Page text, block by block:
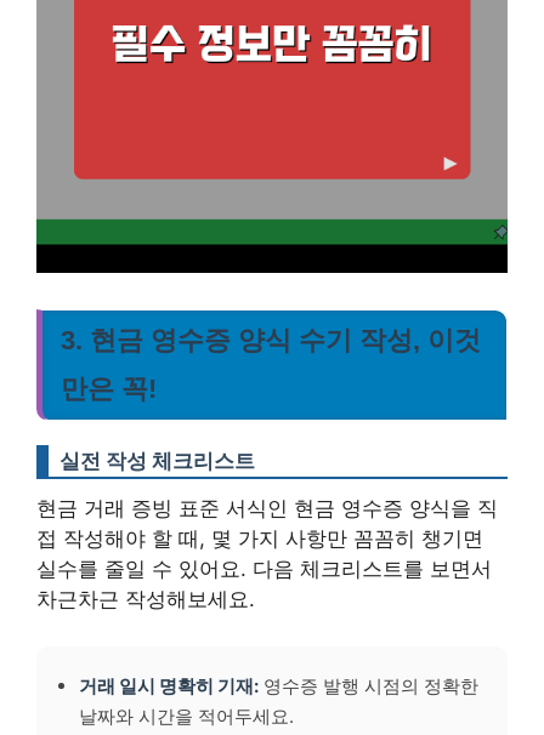
3. 현금 영수증 양식 수기 작성, 이것
만은 꼭!
실전 작성 체크리스트
현금 거래 증빙 표준 서식인 현금 영수증 양식을 직
접 작성해야 할 때, 몇 가지 사항만 꼼꼼히 챙기면
실수를 줄일 수 있어요. 다음 체크리스트를 보면서
차근차근 작성해보세요.
거래 일시 명확히 기재: 영수증 발행 시점의 정확한
날짜와 시간을 적어두세요.